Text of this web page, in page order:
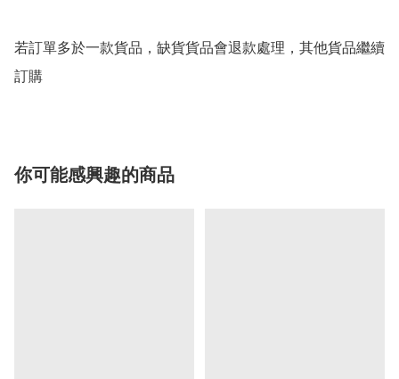
若訂單多於一款貨品，缺貨貨品會退款處理，其他貨品繼續
你可能感興趣的商品